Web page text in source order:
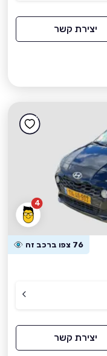
יצירת קשר
4
76 צפו ברכב זה
יצירת קשר